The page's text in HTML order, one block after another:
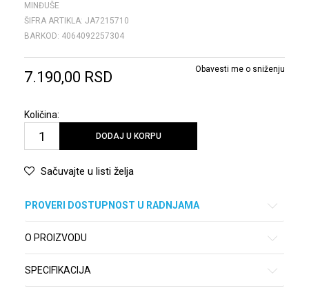
MINĐUŠE
ŠIFRA ARTIKLA: JA7215710
BARKOD: 4064092257304
7.190,00 RSD Obavesti me o sniženju
Količina:
DODAJ U KORPU
Sačuvajte u listi želja
PROVERI DOSTUPNOST U RADNJAMA
O PROIZVODU
SPECIFIKACIJA